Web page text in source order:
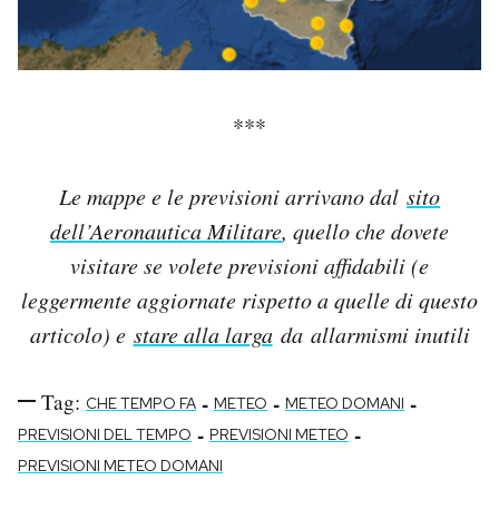
***
Le mappe e le previsioni arrivano dal sito
dell’Aeronautica Militare, quello che dovete
visitare se volete previsioni affidabili (e
leggermente aggiornate rispetto a quelle di questo
articolo) e stare alla largada allarmismi inutili
Tag: CHE TEMPO FA - METEO - METEO DOMANI -
PREVISIONI DEL TEMPO - PREVISIONI METEO -
PREVISIONI METEO DOMANI